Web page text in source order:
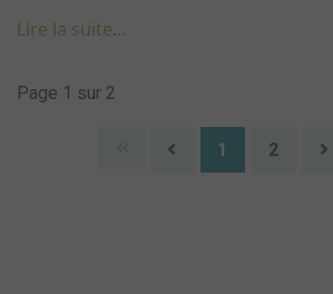
Lire la suite...
Page 1 sur 2
1 2